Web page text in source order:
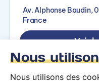
Nous
Nous utilisons des
Av. Alphonse Baudin,
France
Voir